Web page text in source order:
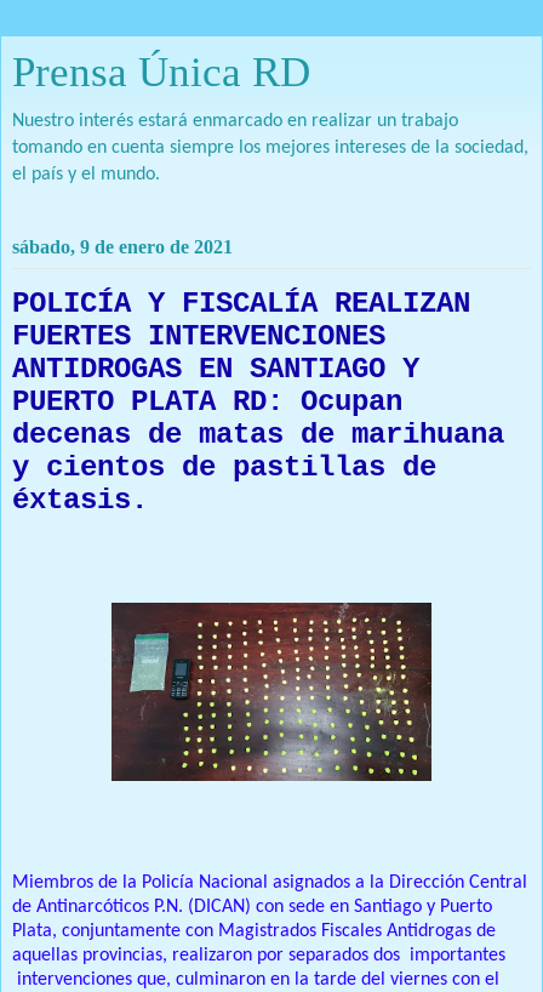
Prensa Única RD
Nuestro interés estará enmarcado en realizar un trabajo
tomando en cuenta siempre los mejores intereses de la sociedad,
el país y el mundo.
sábado, 9 de enero de 2021
POLICÍA Y FISCALÍA REALIZAN
FUERTES INTERVENCIONES
ANTIDROGAS EN SANTIAGO Y
PUERTO PLATA RD: Ocupan
decenas de matas de marihuana
y cientos de pastillas de
éxtasis.
Miembros de la Policía Nacional asignados a la Dirección Central
de Antinarcóticos P.N. (DICAN) con sede en Santiago y Puerto
Plata, conjuntamente con Magistrados Fiscales Antidrogas de
aquellas provincias, realizaron por separados dos importantes
intervenciones que, culminaron en la tarde del viernes con el